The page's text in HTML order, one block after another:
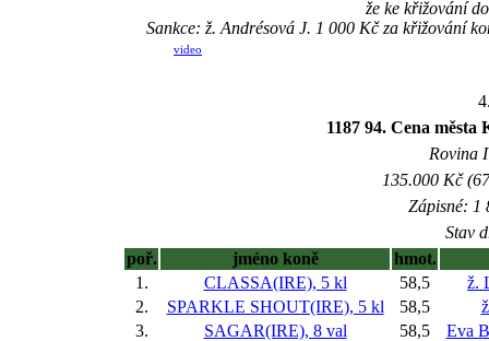
že ke křižování
Sankce: ž. Andrésová J. 1 000 Kč za křižování
video
1187 94. Cena
Rovina
135.000 Kč
Zápisné: 1
Stav
poř.
jméno koně
hmot.
1.
CLASSA(IRE), 5 kl 58,5
ž.
2.
SPARKLE SHOUT(IRE), 5 kl 58,5
3.
SAGAR(IRE), 8 val 58,5
Eva